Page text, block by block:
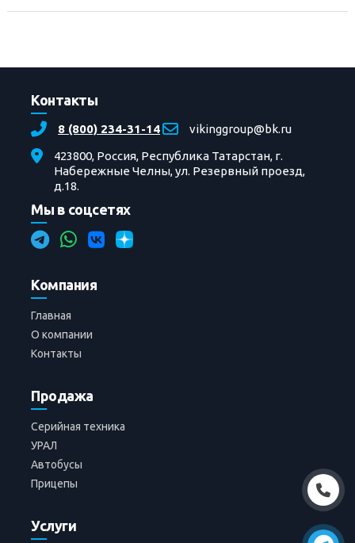
Контакты
8 (800) 234-31-14
vikinggroup@bk.ru
423800, Россия, Республика Татарстан, г.
Набережные Челны, ул. Резервный проезд,
д.18.
Мы в соцсетях
Компания
Главная
О компании
Контакты
Продажа
Серийная техника
УРАЛ
Автобусы
Прицепы
Услуги